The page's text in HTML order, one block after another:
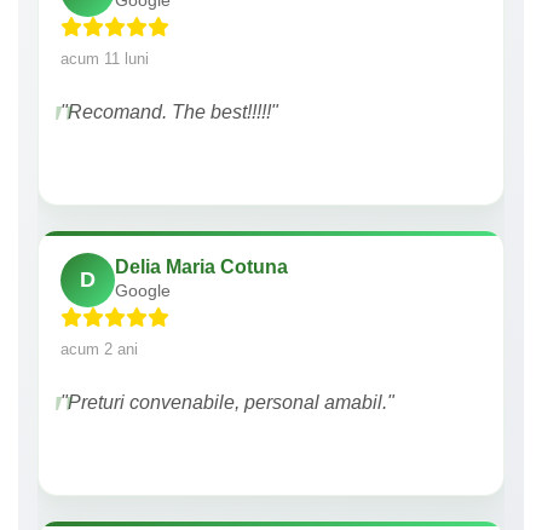
acum 11 luni
"Recomand. The best!!!!!"
D
Delia Maria Cotuna
Google
acum 2 ani
"Preturi convenabile, personal amabil."